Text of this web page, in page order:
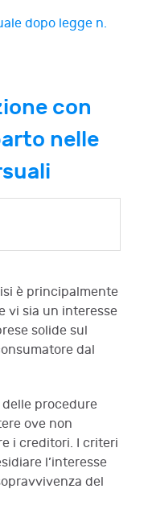
dopo legge n.
con
nelle
è principalmente
vi sia un interesse
solide sul
dal
procedure
ove non
i creditori. I criteri
l’interesse
del